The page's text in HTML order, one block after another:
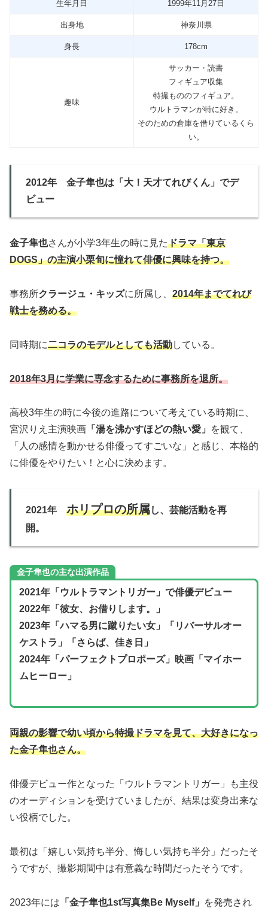
生年月日 1999年11月27日
出身地 神奈川県
身長 178cm
趣味
サッカー・読書
フィギュア収集
特撮もののフィギュア。
ウルトラマンが特に好き。
そのための倉庫を借りているくら
い。
2012年 金子隼也は「大！天才てれびくん」でデ
ビュー
金子隼也さんが小学3年生の時に見たドラマ「東京
DOGS」の主演小栗旬に憧れて俳優に興味を持つ。
事務所クラージュ・キッズに所属し、 2014年までてれび
戦士を務める。
同時期に二コラのモデルとしても活動している。
2018年3月に学業に専念するために事務所を退所。
高校3年生の時に今後の進路について考えている時期に、
宮沢りえ主演映画 「湯を沸かすほどの熱い愛」
を観て、
「人の感情を動かせる俳優ってすごいな」と感じ、本格的
に俳優をやりたい！と心に決めます。
2021年 ホリプロの所属し、芸能活動を再
開。
金子隼也の主な出演作品
2021年「ウルトラマントリガー」で俳優デビュー
2022年「彼女、お借りします。」
2023年「ハマる男に蹴りたい女」「リバーサルオー
ケストラ」「さらば、佳き日」
2024年「パーフェクトプロポーズ」映画「マイホー
ムヒーロー」
両親の影響で幼い頃から特撮ドラマを見て、大好きになっ
た金子隼也さん。
俳優デビュー作となった「ウルトラマントリガー」も主役
のオーディションを受けていましたが、結果は変身出来な
い役柄でした。
最初は「嬉しい気持ち半分、悔しい気持ち半分」だったそ
うですが、撮影期間中は有意義な時間だったそうです。
2023年には 「金子隼也1st写真集Be Myself」 を発売され